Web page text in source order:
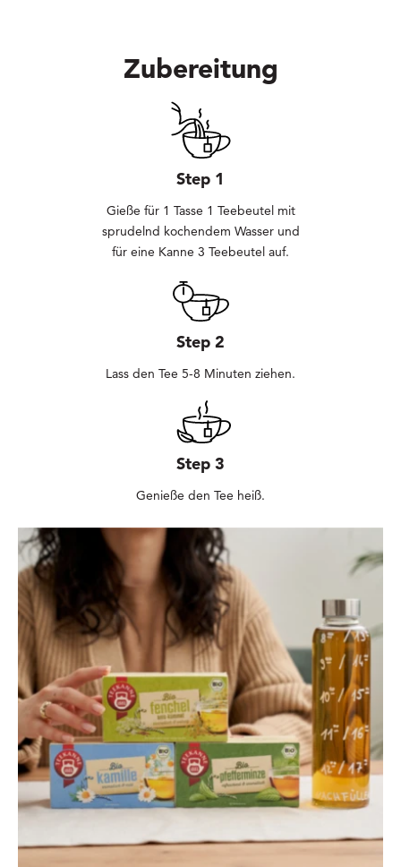
Zubereitung
Step 1
Gieße für 1 Tasse 1 Teebeutel mit
sprudelnd kochendem Wasser und
für eine Kanne 3 Teebeutel auf.
Step 2
Lass den Tee 5-8 Minuten ziehen.
Step 3
Genieße den Tee heiß.